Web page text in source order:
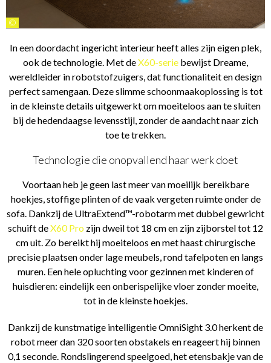
©
In een doordacht ingericht interieur heeft alles zijn eigen plek,
ook de technologie. Met deX60-serie bewijst Dreame,
wereldleider in robotstofzuigers, dat functionaliteit en design
perfect samengaan. Deze slimme schoonmaakoplossing is tot
in de kleinste details uitgewerkt om moeiteloos aan te sluiten
bij de hedendaagse levensstijl, zonder de aandacht naar zich
toe te trekken.
Technologie die onopvallend haar werk doet
Voortaan heb je geen last meer van moeilijk bereikbare
hoekjes, stoffige plinten of de vaak vergeten ruimte onder de
sofa. Dankzij de UltraExtend™-robotarm met dubbel gewricht
schuift deX60 Pro zijn dweil tot 18 cm en zijn zijborstel tot 12
cm uit. Zo bereikt hij moeiteloos en met haast chirurgische
precisie plaatsen onder lage meubels, rond tafelpoten en langs
muren. Een hele opluchting voor gezinnen met kinderen of
huisdieren: eindelijk een onberispelijke vloer zonder moeite,
tot in de kleinste hoekjes.
Dankzij de kunstmatige intelligentie OmniSight 3.0 herkent de
robot meer dan 320 soorten obstakels en reageert hij binnen
0,1 seconde. Rondslingerend speelgoed, het etensbakje van de